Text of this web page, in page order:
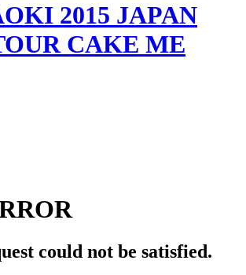
2015 JAPAN
CAKE ME